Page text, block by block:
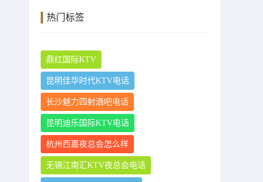
热门标签
鼎红国际KTV
昆明佳华时代KTV电话
长沙魅力四射酒吧电话
昆明迪乐国际KTV电话
杭州西嘉夜总会怎么样
无锡江南汇KTV夜总会电话